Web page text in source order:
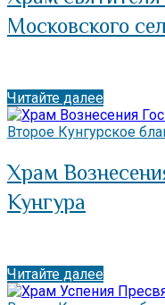
Московского
Читайте далее
Второе Кунгурское
Храм
Кунгура
Читайте далее